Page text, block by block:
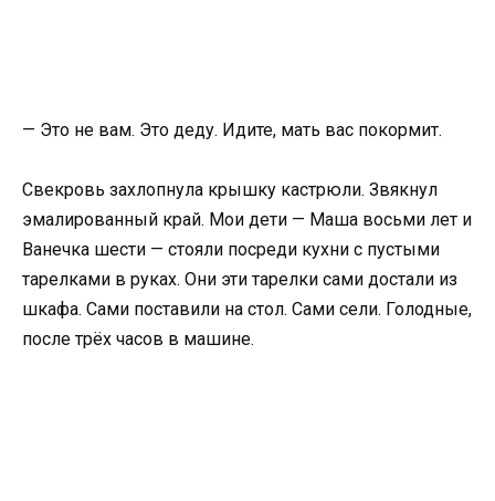
— Это не вам. Это деду. Идите, мать вас покормит.
Свекровь захлопнула крышку кастрюли. Звякнул
эмалированный край. Мои дети — Маша восьми лет и
Ванечка шести — стояли посреди кухни с пустыми
тарелками в руках. Они эти тарелки сами достали из
шкафа. Сами поставили на стол. Сами сели. Голодные,
после трёх часов в машине.